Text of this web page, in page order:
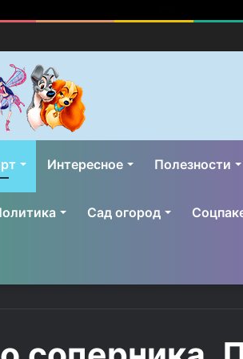
Интересное Полезности
Сад огород